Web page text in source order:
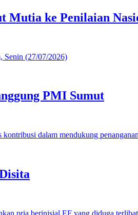
Mutia ke Penilaian
PMI Sumut